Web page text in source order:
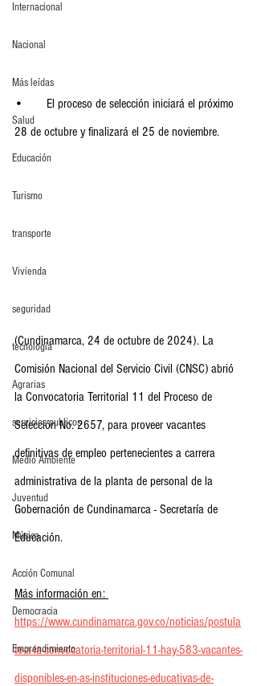
Internacional
Nacional
Más leídas
Salud
Educación
Turismo
transporte
Vivienda
seguridad
tecnología
Agrarias
servicios publicos
Medio Ambiente
Juventud
Música
Acción Comunal
Democracia
Emprendimiento
•	El proceso de selección iniciará el próximo
28 de octubre y finalizará el 25 de noviembre.
(Cundinamarca, 24 de octubre de 2024). La
Comisión Nacional del Servicio Civil (CNSC) abrió
la Convocatoria Territorial 11 del Proceso de
Selección No. 2657, para proveer vacantes
definitivas de empleo pertenecientes a carrera
administrativa de la planta de personal de la
Gobernación de Cundinamarca - Secretaría de
Educación.
Más información en:
https://www.cundinamarca.gov.co/noticias/postula
te-a-la-convocatoria-territorial-11-hay-583-vacantes-
disponibles-en-as-instituciones-educativas-de-